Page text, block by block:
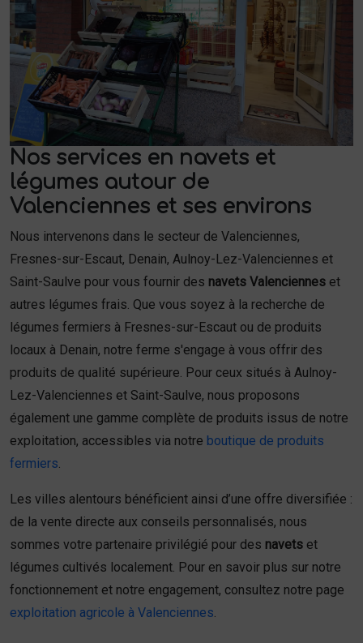
Nos services en navets et
légumes autour de
Valenciennes et ses environs
Nous intervenons dans le secteur de Valenciennes,
Fresnes-sur-Escaut, Denain, Aulnoy-Lez-Valenciennes et
Saint-Saulve pour vous fournir des navets Valenciennes et
autres légumes frais. Que vous soyez à la recherche de
légumes fermiers à Fresnes-sur-Escaut ou de produits
locaux à Denain, notre ferme s'engage à vous offrir des
produits de qualité supérieure. Pour ceux situés à Aulnoy-
Lez-Valenciennes et Saint-Saulve, nous proposons
également une gamme complète de produits issus de notre
exploitation, accessibles via notre boutique de produits
fermiers
Les villes alentours bénéficient ainsi d’une offre diversifiée :
de la vente directe aux conseils personnalisés, nous
sommes votre partenaire privilégié pour des navets et
légumes cultivés localement. Pour en savoir plus sur notre
fonctionnement et notre engagement, consultez notre page
exploitation agricole à Valenciennes